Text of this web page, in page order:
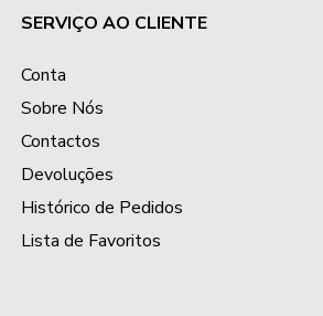
SERVIÇO AO CLIENTE
Conta
Sobre Nós
Contactos
Devoluções
Histórico de Pedidos
Lista de Favoritos